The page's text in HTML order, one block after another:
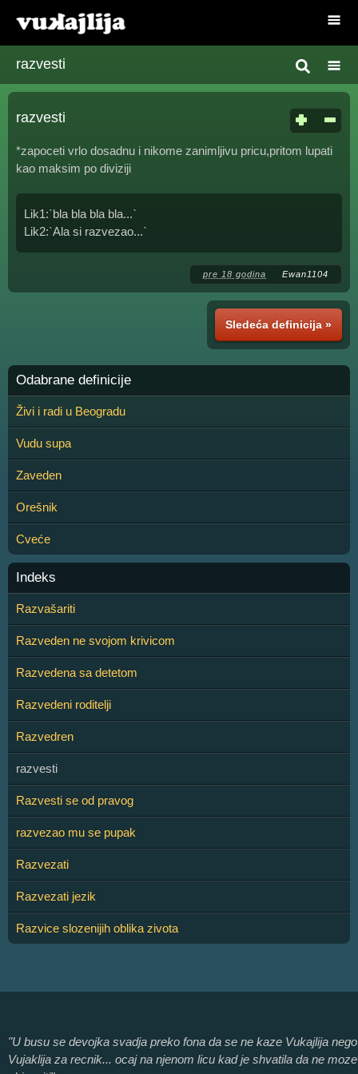
razvesti
razvesti
*zapoceti vrlo dosadnu i nikome zanimljivu pricu,pritom lupati
kao maksim po diviziji
Lik1:`bla bla bla bla...`
Lik2:`Ala si razvezao...`
pre 18 godina Ewan1104
Sledeća definicija »
Odabrane definicije
Živi i radi u Beogradu
Vudu supa
Zaveden
Orešnik
Cveće
Indeks
Razvašariti
Razveden ne svojom krivicom
Razvedena sa detetom
Razvedeni roditelji
Razvedren
razvesti
Razvesti se od pravog
razvezao mu se pupak
Razvezati
Razvezati jezik
Razvice slozenijih oblika zivota
"U busu se devojka svadja preko fona da se ne kaze Vukajlija nego
Vujaklija za recnik... ocaj na njenom licu kad je shvatila da ne moze